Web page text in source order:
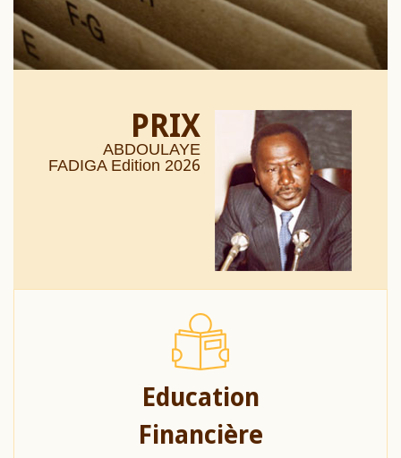
PRIX
ABDOULAYE
FADIGA Edition 2026
Education
Financière